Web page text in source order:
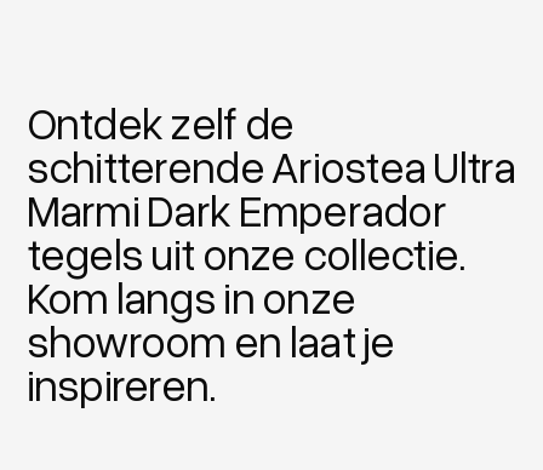
Ontdek zelf de
schitterende Ariostea Ultra
Marmi Dark Emperador
tegels uit onze collectie.
Kom langs in onze
showroom en laat je
inspireren.